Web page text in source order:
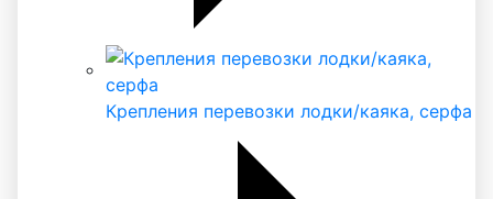
Крепления перевозки лодки/каяка, серфа